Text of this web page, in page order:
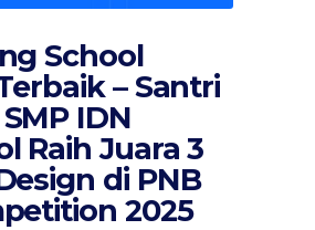
School
– Santri
IDN
Raih Juara 3
di PNB
2025